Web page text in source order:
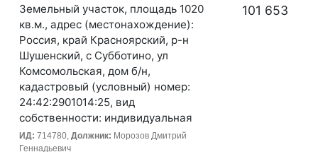
Земельный участок, площадь 1020
кв.м., адрес (местонахождение):
Россия, край Красноярский, р-н
Шушенский, с Субботино, ул
Комсомольская, дом б/н,
кадастровый (условный) номер:
24:42:2901014:25, вид
собственности: индивидуальная
ИД: 714780, Должник: Морозов Дмитрий
Геннадьевич
101 653